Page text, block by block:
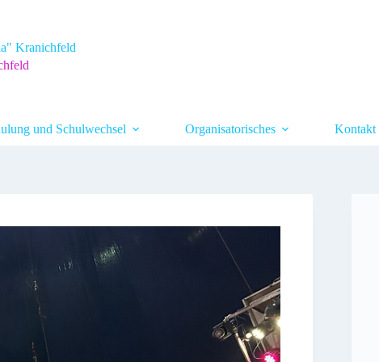
Kranichfeld
und Schulwechsel Organisatorisches Kontakt